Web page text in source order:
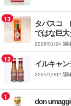
13
タバスコ
ではな巨大
2026/01/24 調
12
イルキャン
2025/12/02 調
1
don